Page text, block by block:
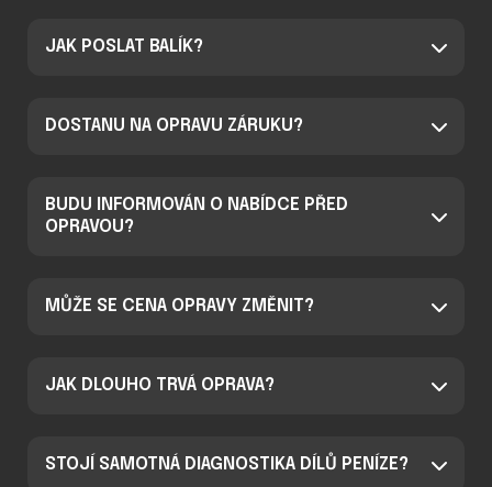
JAK POSLAT BALÍK?
DOSTANU NA OPRAVU ZÁRUKU?
BUDU INFORMOVÁN O NABÍDCE PŘED
OPRAVOU?
MŮŽE SE CENA OPRAVY ZMĚNIT?
JAK DLOUHO TRVÁ OPRAVA?
STOJÍ SAMOTNÁ DIAGNOSTIKA DÍLŮ PENÍZE?